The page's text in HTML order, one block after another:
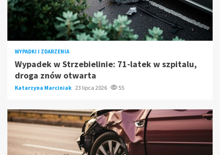
WYPADKI I ZDARZENIA
Wypadek w Strzebielinie: 71-latek w szpitalu,
droga znów otwarta
Katarzyna Marciniak 23 lipca 2026 55